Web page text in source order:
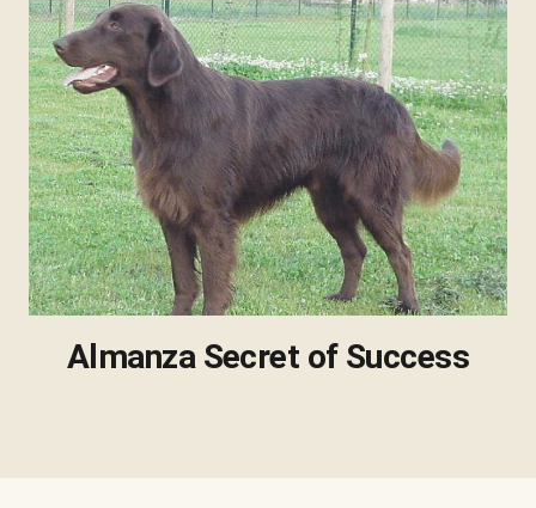
Almanza Secret of Success